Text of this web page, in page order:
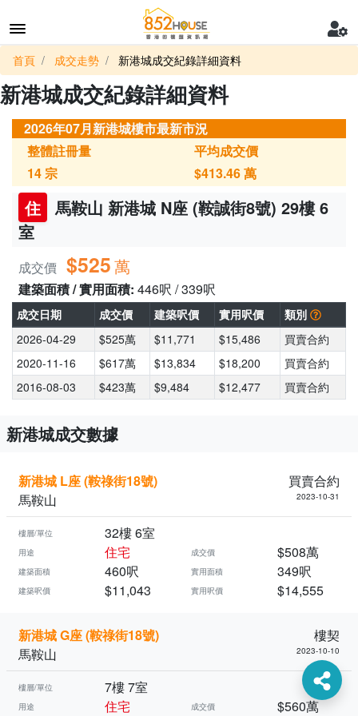
首頁 成交走勢 新港城成交紀錄詳細資料
新港城成交紀錄詳細資料
2026年07月新港城樓市最新市況
整體註冊量
14宗
平均成交價
$413.46萬
住
馬鞍山 新港城 N座 (鞍誠街8號) 29樓 6
室
成交價 $525萬
建築面積 / 實用面積: 446呎 / 339呎
成交日期 成交價 建築呎價 實用呎價
類別
2026-04-29
$525萬 $11,771 $15,486
買賣合約
2020-11-16
$617萬 $13,834 $18,200
買賣合約
2016-08-03
$423萬 $9,484 $12,477 買賣合約
新港城成交數據
新港城 L座 (鞍祿街18號)
買賣合約
馬鞍山
2023-10-31
樓層/單位 32樓 6室
用途 住宅 成交價 $508萬
建築面積 460呎 實用面積 349呎
建築呎價 $11,043 實用呎價 $14,555
新港城 G座 (鞍祿街18號)
樓契
馬鞍山
2023-10-10
樓層/單位 7樓 7室
用途 住宅 成交價 $560萬